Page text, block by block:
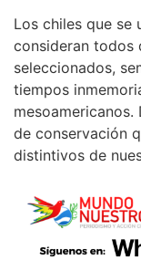
Los chiles que se
consideran todos
seleccionados,
tiempos
de conservación
distintivos de